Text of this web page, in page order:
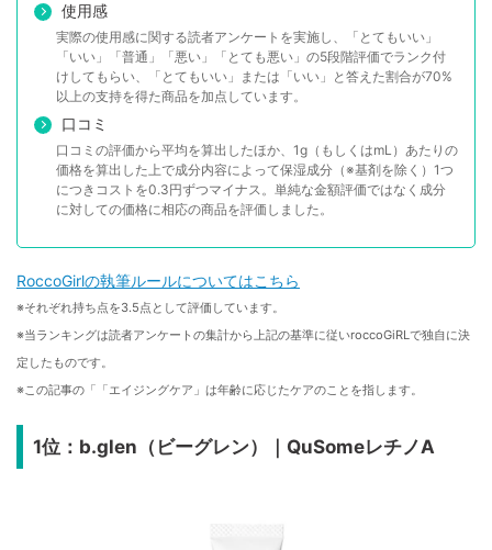
使用感
実際の使用感に関する読者アンケートを実施し、「とてもいい」
「いい」「普通」「悪い」「とても悪い」の5段階評価でランク付
けしてもらい、「とてもいい」または「いい」と答えた割合が70%
以上の支持を得た商品を加点しています。
口コミ
口コミの評価から平均を算出したほか、1g（もしくはmL）あたりの
価格を算出した上で成分内容によって保湿成分（※基剤を除く）1つ
につきコストを0.3円ずつマイナス。単純な金額評価ではなく成分
に対しての価格に相応の商品を評価しました。
RoccoGirlの執筆ルールについてはこちら
※それぞれ持ち点を3.5点として評価しています。
※当ランキングは読者アンケートの集計から上記の基準に従いroccoGiRLで独自に決
定したものです。
※この記事の「「エイジングケア」は年齢に応じたケアのことを指します。
1位：b.glen（ビーグレン）｜QuSomeレチノA